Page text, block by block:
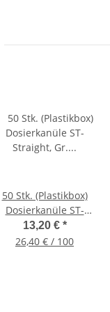
50 Stk. (Plastikbox)
Dosierkanüle ST-
Gr. 18G 1,5"
(38,1mm) Grün
13,20 € *
26,40 € / 100